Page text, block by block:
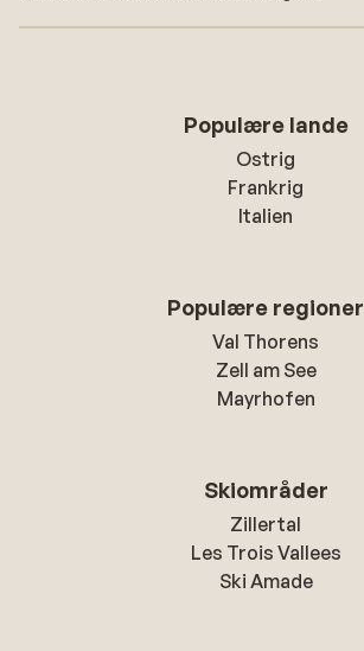
Populære lande
Ostrig
Frankrig
Italien
Populære regioner
Val Thorens
Zell am See
Mayrhofen
Skiområder
Zillertal
Les Trois Vallees
Ski Amade